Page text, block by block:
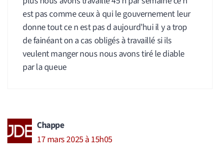
est pas comme ceux à qui le gouvernement leur
donne tout ce n est pas d aujourd’hui il y a trop
de fainéant on a cas obligés à travaillé si ils
veulent manger nous nous avons tiré le diable
par la queue
Chappe
17 mars 2025 à 15h05